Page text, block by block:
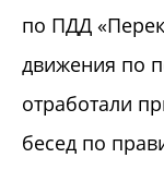
по ПДД
движения по
отработали
бесед по